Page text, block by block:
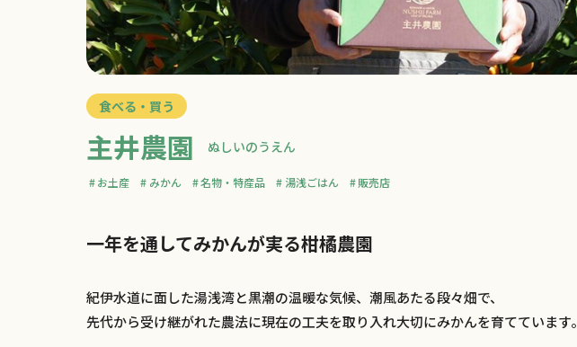
食べる・買う
主井農園 ぬしいのうえん
お土産 みかん 名物・特産品 湯浅ごはん 販売店
一年を通してみかんが実る柑橘農園
紀伊水道に面した湯浅湾と黒潮の温暖な気候、潮風あたる段々畑で、
先代から受け継がれた農法に現在の工夫を取り入れ大切にみかんを育てています。